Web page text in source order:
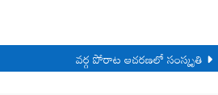
వ‌ర్గ పోరాట ఆచ‌ర‌ణ‌లో సంస్కృతి